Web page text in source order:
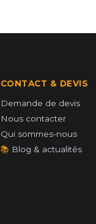
CONTACT & DEVIS
Demande de devis
Nous contacter
Qui sommes-nous
📚 Blog & actualités